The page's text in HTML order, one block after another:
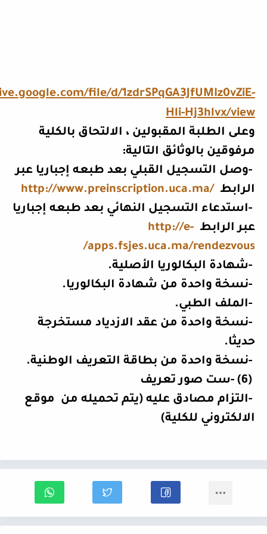
file/d/1zdrSPqGA3JfUMIz0vZiE-
Hli-Hj3hlvx/view
وعلى الطلبة المقبولين ، الالتحاق بالكلية
مرفوقين بالوثائق التالية:
-وصل التسجيل القبلي بعد طبعه إجباريا عبر
الرابط http://www.preinscription.uca.ma/
-استدعاء التسجيل النهائي بعد طبعه إجباريا
عبر الرابط http://e-
apps.fsjes.uca.ma/rendezvous/
-شهادة البكالوريا الأصلية.
-نسخة واحدة من شهادة البكالوريا.
-الملف الطبي.
-نسخة واحدة من عقد الازدياد مستخرجة
حديثا.
-نسخة واحدة من بطاقة التعريف الوطنية.
- (6)ست صور تعريف
-التزام مصادق عليه (يتم تحميله من موقع
الالكتروني للكلية)